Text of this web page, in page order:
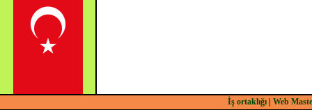
İş ortaklığı| Web